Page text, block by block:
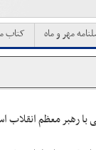
مهر و ماه کتاب
با رهبر معظم انقلاب